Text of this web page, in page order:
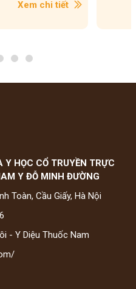
Xem chi tiết
HỌC CỔ TRUYỀN TRỰC
Y ĐỖ MINH ĐƯỜNG
Toàn, Cầu Giấy, Hà Nội
- Y Diệu Thuốc Nam